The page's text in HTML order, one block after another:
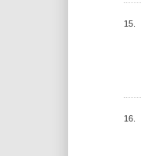
15.
16.